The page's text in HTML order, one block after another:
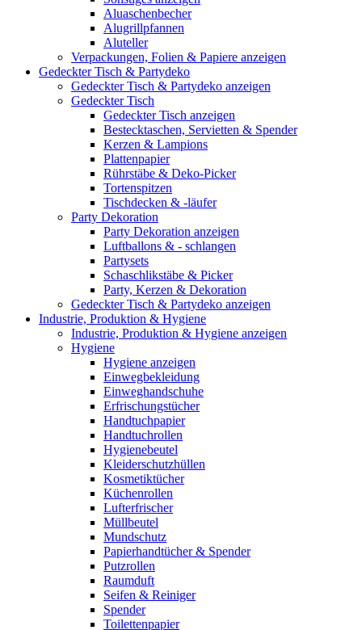
Aluaschenbecher
Alugrillpfannen
Aluteller
Verpackungen, Folien & Papiere anzeigen
Gedeckter Tisch & Partydeko
Gedeckter Tisch & Partydeko anzeigen
Gedeckter Tisch
Gedeckter Tisch anzeigen
Bestecktaschen, Servietten & Spender
Kerzen & Lampions
Plattenpapier
Rührstäbe & Deko-Picker
Tortenspitzen
Tischdecken & -läufer
Party Dekoration
Party Dekoration anzeigen
Luftballons & - schlangen
Partysets
Schaschlikstäbe & Picker
Party, Kerzen & Dekoration
Gedeckter Tisch & Partydeko anzeigen
Industrie, Produktion & Hygiene
Industrie, Produktion & Hygiene anzeigen
Hygiene
Hygiene anzeigen
Einwegbekleidung
Einweghandschuhe
Erfrischungstücher
Handtuchpapier
Handtuchrollen
Hygienebeutel
Kleiderschutzhüllen
Kosmetiktücher
Küchenrollen
Lufterfrischer
Müllbeutel
Mundschutz
Papierhandtücher & Spender
Putzrollen
Raumduft
Seifen & Reiniger
Spender
Toilettenpapier